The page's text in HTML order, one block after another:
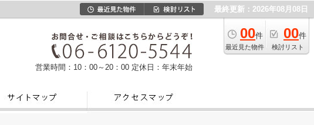
最終更新：2026年08月08日
00件
最近見た物件
00件
検討リスト
営業時間：10：00～20：00 定休日：年末年始